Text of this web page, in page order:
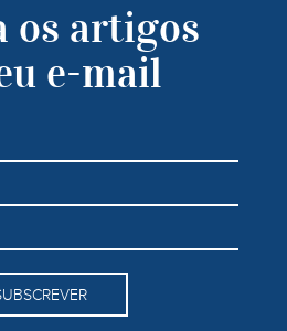
os artigos
e-mail